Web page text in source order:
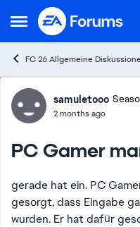
Open Side Menu
Skip to content
FC 26 Allgemeine
Forumsamuletooo
2 months ago
PC Gamer
gerade hat ein. PC
gesorgt, dass Eingabe
wurden. Er hat dafür